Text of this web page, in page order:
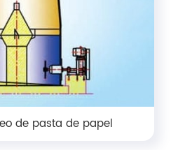
de pasta de papel